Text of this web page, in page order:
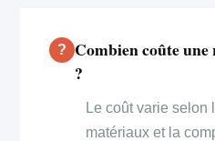
Combien coûte
?
Le coût varie selon
matériaux et la